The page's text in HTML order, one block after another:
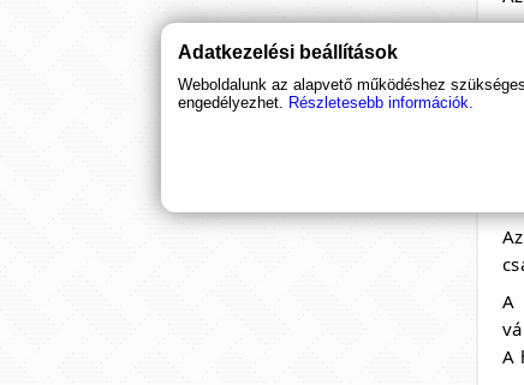
A
A
Adatkezelési beállítások
Weboldalunk az alapvető működéshez
engedélyezhet. Részletesebb információk.